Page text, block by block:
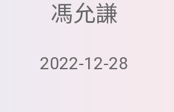
馮允謙
2022-12-28